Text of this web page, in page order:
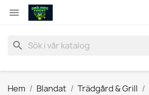

search
Hem Blandat Trädgård & Grill